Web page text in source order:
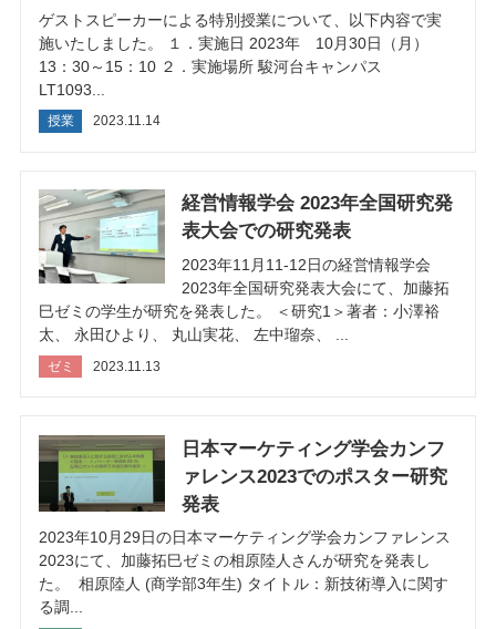
ゲストスピーカーによる特別授業について、以下内容で実
施いたしました。 １．実施日 2023年 10月30日（月）
13：30～15：10 ２．実施場所 駿河台キャンパス
LT1093...
授業 2023.11.14
経営情報学会 2023年全国研究発
表大会での研究発表
2023年11月11-12日の経営情報学会
2023年全国研究発表大会にて、加藤拓
巳ゼミの学生が研究を発表した。 ＜研究1＞著者：小澤裕
太、 永田ひより、 丸山実花、 左中瑠奈、 ...
ゼミ 2023.11.13
日本マーケティング学会カンフ
ァレンス2023でのポスター研究
発表
2023年10月29日の日本マーケティング学会カンファレンス
2023にて、加藤拓巳ゼミの相原陸人さんが研究を発表し
た。 相原陸人 (商学部3年生) タイトル：新技術導入に関す
る調...